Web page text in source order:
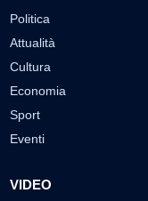
Politica
Attualità
Cultura
Economia
Sport
Eventi
VIDEO